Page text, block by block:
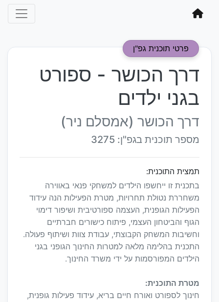
פרטי תוכנית גפ"ן
דרך הכושר - ספורט
בגני ילדים
דרך הכושר (אמסלם ניר)
מספר תוכנית בגפ"ן: 3275
תמצית התוכנית:
בתכנית זו ייחשפו הילדים למשחקי פנאי באווירה
משחררת נטולת תחרויות, מטרת הפעילות הנה עידוד
הפעילות הגופנית, העצמה ספורטיבית ושיפור דימוי
הגוף והביטחון העצמי, פיתוח כישורים חברתיים
וחשיבות המשחק הקבוצתי, עבודת צוות ושיתוף פעולה.
התכנית בהלימה מלאה למטרות החינוך הגופני בגני
הילדים המפורסמות על ידי משרד החינוך.
מטרת התוכנית:
חינוך לספורט ואורח חיים בריא, עידוד פעילות גופנית,